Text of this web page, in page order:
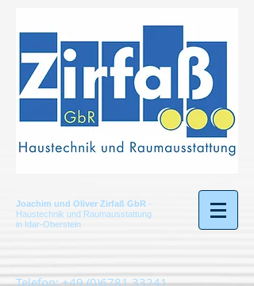
Joachim und Oliver Zirfaß GbR -
Haustechnik und Raumausstattung
in Idar-Oberstein
Telefon:+49 (0)6781 33241